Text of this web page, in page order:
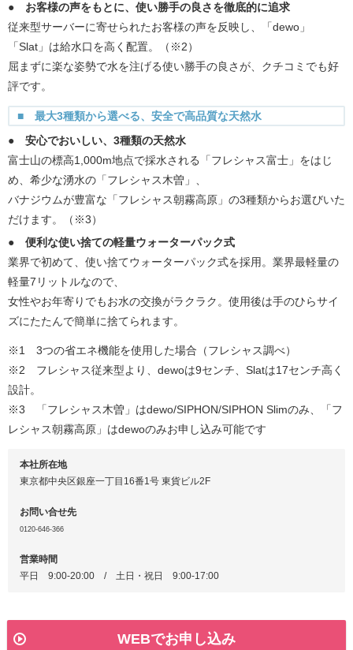
● お客様の声をもとに、使い勝手の良さを徹底的に追求
従来型サーバーに寄せられたお客様の声を反映し、「dewo」
「Slat」は給水口を高く配置。（※2）
屈まずに楽な姿勢で水を注げる使い勝手の良さが、クチコミでも好
評です。
■ 最大3種類から選べる、安全で高品質な天然水
● 安心でおいしい、3種類の天然水
富士山の標高1,000m地点で採水される「フレシャス富士」をはじ
め、希少な湧水の「フレシャス木曽」、
バナジウムが豊富な「フレシャス朝霧高原」の3種類からお選びいた
だけます。（※3）
● 便利な使い捨ての軽量ウォーターパック式
業界で初めて、使い捨てウォーターパック式を採用。業界最軽量の
軽量7リットルなので、
女性やお年寄りでもお水の交換がラクラク。使用後は手のひらサイ
ズにたたんで簡単に捨てられます。
※1 3つの省エネ機能を使用した場合（フレシャス調べ）
※2 フレシャス従来型より、dewoは9センチ、Slatは17センチ高く
設計。
※3 「フレシャス木曽」はdewo/SIPHON/SIPHON Slimのみ、「フ
レシャス朝霧高原」はdewoのみお申し込み可能です
本社所在地
東京都中央区銀座一丁目16番1号 東貨ビル2F
お問い合せ先
0120-646-366
営業時間
平日 9:00-20:00 / 土日・祝日 9:00-17:00
WEBでお申し込み